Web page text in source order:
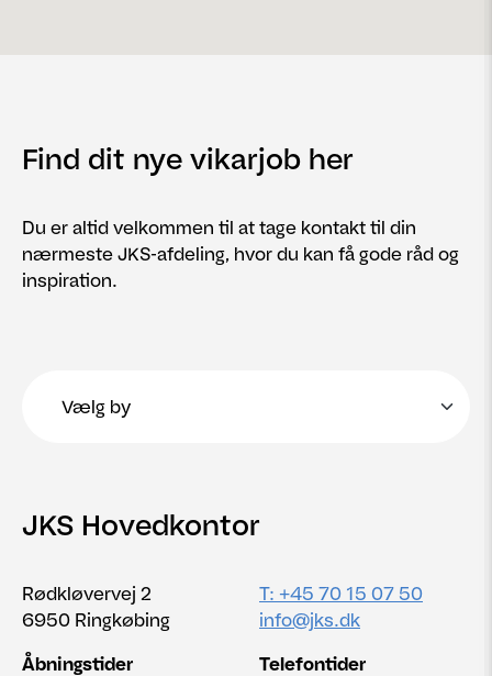
Find dit nye vikarjob her
Du er altid velkommen til at tage kontakt til din
nærmeste JKS-afdeling, hvor du kan få gode råd og
inspiration.
JKS Hovedkontor
Rødkløvervej 2
6950 Ringkøbing
Åbningstider
T: +45 70 15 07 50
info@jks.dk
Telefontider